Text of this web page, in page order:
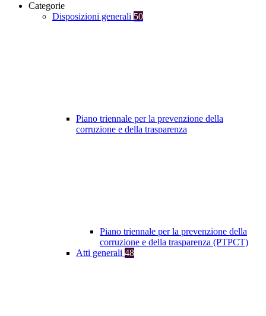
Categorie
Disposizioni generali 50
Piano triennale per la prevenzione della
corruzione e della trasparenza
Piano triennale per la prevenzione della
corruzione e della trasparenza (PTPCT)
Atti generali 48